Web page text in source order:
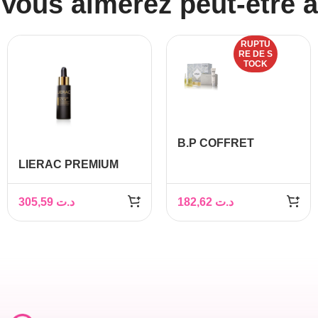
LIERAC PREMIUM
Anti âge Absolu, 30ml
د.ت
RUPTU
RE DE S
TOCK
B.P COFFRET
د.ت